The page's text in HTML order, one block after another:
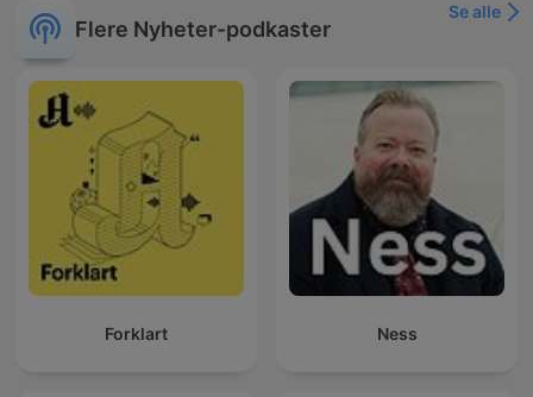
Flere Nyheter-podkaster
Se alle
Forklart Ness